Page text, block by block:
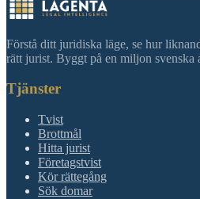
Förstå ditt juridiska läge, se hur
rätt jurist. Byggt på en miljon svenska
Tjänster
Tvist
Brottmål
Hitta jurist
Företagstvist
Kör rättegång
Sök domar